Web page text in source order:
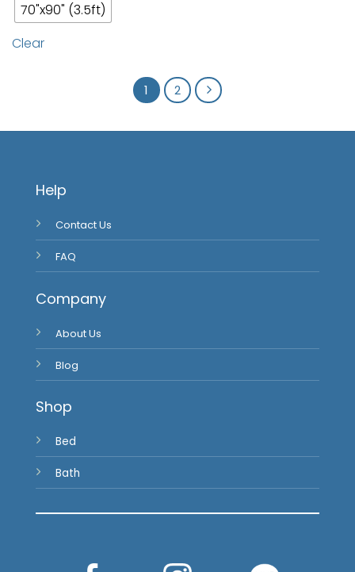
70"x90" (3.5ft)
Clear
1 2
Help
Contact Us
FAQ
Company
About Us
Blog
Shop
Bed
Bath